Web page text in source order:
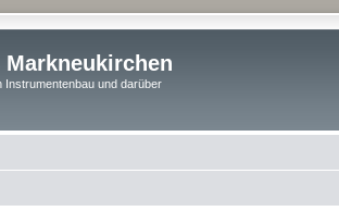
Instrumentenbau und darüber